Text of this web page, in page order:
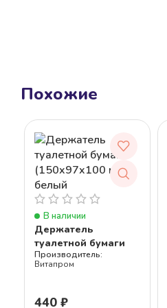
Похожие
Держатель
туалетной бумаги
(150x97x100 мм),
белый
Витапром
В наличии
440 ₽